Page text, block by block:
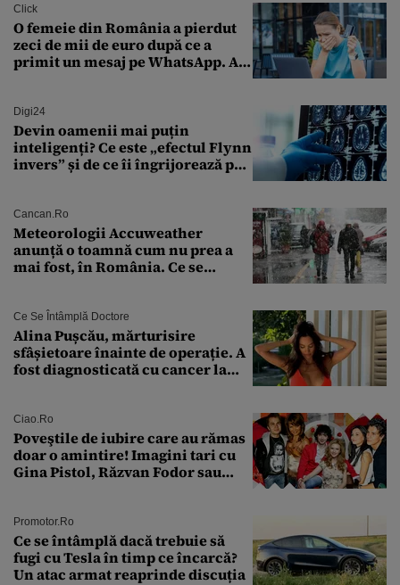
Click
O femeie din România a pierdut
zeci de mii de euro după ce a
primit un mesaj pe WhatsApp. A
Digi24
Devin oamenii mai puțin
inteligenți? Ce este „efectul Flynn
invers” și de ce îi îngrijorează pe
Cancan.ro
Meteorologii Accuweather
anunță o toamnă cum nu prea a
mai fost, în România. Ce se
București. Pe ce dată ninge
Ce Se Întâmplă Doctore
Alina Pușcău, mărturisire
sfâșietoare înainte de operație. A
fost diagnosticată cu cancer la
îmi salvez viața”
Ciao.ro
Poveştile de iubire care au rămas
doar o amintire! Imagini tari cu
Gina Pistol, Răzvan Fodor sau
Promotor.ro
Ce se întâmplă dacă trebuie să
fugi cu Tesla în timp ce încarcă?
Un atac armat reaprinde discuția